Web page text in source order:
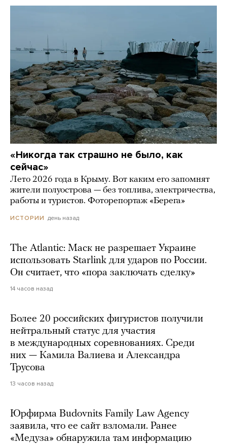
«Никогда так страшно не было, как
сейчас»
Лето 2026 года в Крыму. Вот каким его запомнят
жители полуострова — без топлива, электричества,
работы и туристов. Фоторепортаж «Берега»
ИСТОРИИ день назад
The Atlantic: Маск не разрешает Украине
использовать Starlink для ударов по России.
Он считает, что «пора заключать сделку»
14 часов назад
Более 20 российских фигуристов получили
нейтральный статус для участия
в международных соревнованиях. Среди
них — Камила Валиева и Александра
Трусова
13 часов назад
Юрфирма Budovnits Family Law Agency
заявила, что ее сайт взломали. Ранее
«Медуза» обнаружила там информацию